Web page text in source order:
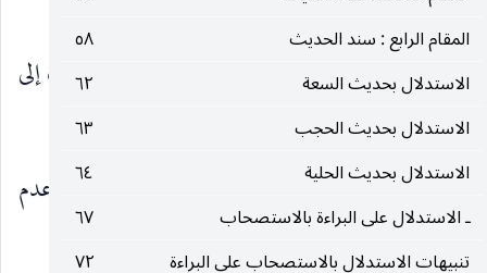
المقام الرابع : سند الحديث
٥٨
الاستدلال بحديث السعة
٦٢
الاستدلال بحديث الحجب
٦٣
الاستدلال بحديث الحلية
٦٤
ـ الاستدلال على البراءة بالاستصحاب
٦٧
تنبيهات الاستدلال بالاستصحاب على البراءة
٧٢
هو المطلوب.
ومن جملة الآيات .. ( وان تنازعتم في شيء فردوه إلى
الله والرسول )(٢) .
بتقريب ان الرد إليها عبارة أخرى عن التوقف وعدم
الاقتحام نظير قوله
قف عند الشبهة.